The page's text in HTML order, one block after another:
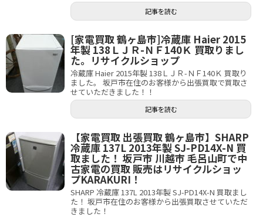
記事を読む
[家電買取 鶴ヶ島市]冷蔵庫 Haier 2015
年製 138ＬＪＲ-ＮＦ140Ｋ 買取りまし
た。リサイクルショップ
冷蔵庫 Haier 2015年製 138ＬＪＲ-ＮＦ140Ｋ 買取り
ました。 坂戸市在住のお客様から出張買取で買取さ
せていただきました！！
記事を読む
【家電買取 出張買取 鶴ヶ島市】SHARP
冷蔵庫 137L 2013年製 SJ-PD14X-N 買
取ました！ 坂戸市 川越市 毛呂山町で中
古家電の買取 販売はリサイクルショッ
プKARAKURI！
SHARP 冷蔵庫 137L 2013年製 SJ-PD14X-N 買取まし
た！ 坂戸市在住のお客様から出張買取させていただ
きました！